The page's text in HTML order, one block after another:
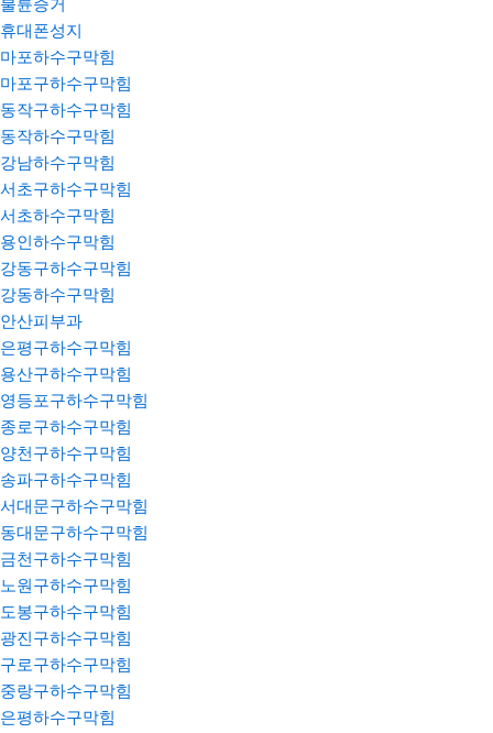
불륜증거
휴대폰성지
마포하수구막힘
마포구하수구막힘
동작구하수구막힘
동작하수구막힘
강남하수구막힘
서초구하수구막힘
서초하수구막힘
용인하수구막힘
강동구하수구막힘
강동하수구막힘
안산피부과
은평구하수구막힘
용산구하수구막힘
영등포구하수구막힘
종로구하수구막힘
양천구하수구막힘
송파구하수구막힘
서대문구하수구막힘
동대문구하수구막힘
금천구하수구막힘
노원구하수구막힘
도봉구하수구막힘
광진구하수구막힘
구로구하수구막힘
중랑구하수구막힘
은평하수구막힘